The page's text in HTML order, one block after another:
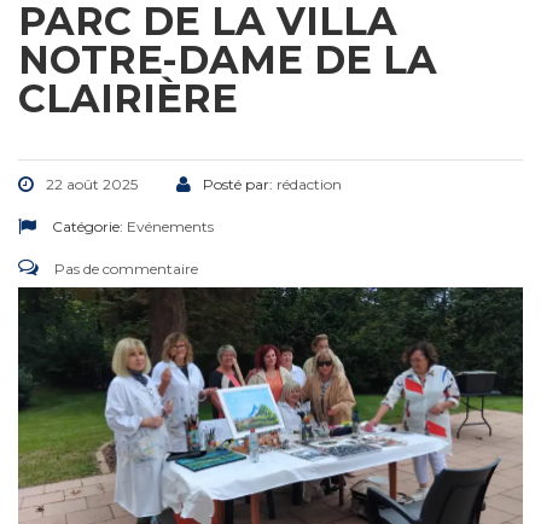
PARC DE LA VILLA
NOTRE-DAME DE LA
CLAIRIÈRE
22 août 2025 Posté par: rédaction
Catégorie: Evénements
Pas de commentaire